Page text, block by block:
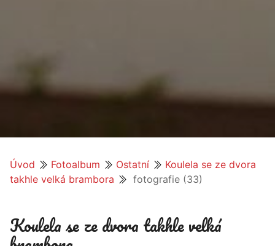
Úvod Fotoalbum Ostatní
Koulela se ze dvora
takhle velká brambora
fotografie (33)
Koulela se ze dvora takhle velká